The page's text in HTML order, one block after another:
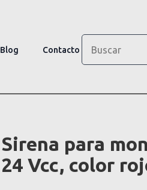
Blog Contacto
Sirena para
24 Vcc, color